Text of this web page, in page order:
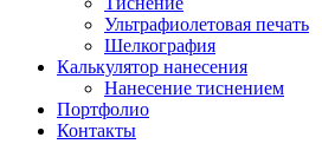
Ультрафиолетовая печать
Шелкография
Калькулятор нанесения
Нанесение тиснением
Портфолио
Контакты